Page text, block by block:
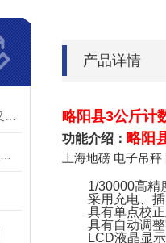
产品详情
略阳县3公斤计
功能介绍： 略阳
上海地磅 电子吊秤
1/30000高精
采用充电、
具有单点校
具有自动调
LCD液晶显